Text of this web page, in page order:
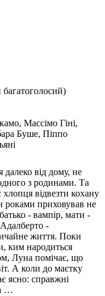
Массімо Гіні,
Буше, Піппо
від дому, не
з родинами. Та
хлопця відвезти кохану
роками приховував не
- вампір, мати -
-
життя. Поки
ким народиться
Луна помічає, що
А коли до маєтку
ясно: справжні
…